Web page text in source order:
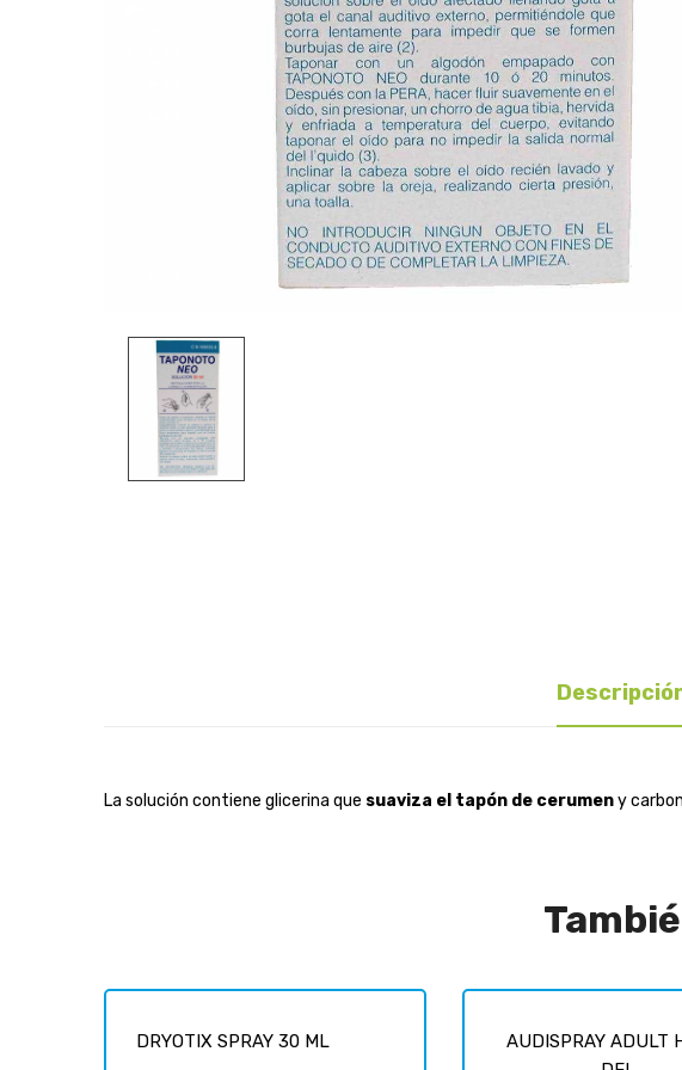
La solución contiene glicerina que suaviza el tapón de cerumeny
DRYOTIX SPRAY 30 ML
AUDISPRAY ADULT